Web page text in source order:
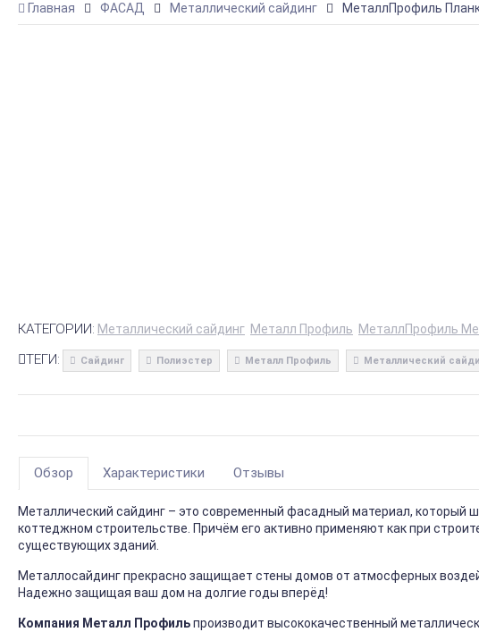
Главная ФАСАД Металлический сайдинг МеталлПрофиль
КАТЕГОРИИ: Металлический сайдинг Металл Профиль МеталлПрофиль
ТЕГИ: Сайдинг Полиэстер Металл Профиль Металлический
Обзор Характеристики Отзывы
Металлический сайдинг – это современный фасадный материал, который
коттеджном строительстве. Причём его активно применяют как при
существующих зданий.
Металлосайдинг прекрасно защищает стены домов от атмосферных
Надежно защищая ваш дом на долгие годы вперёд!
Компания Металл Профильпроизводит высококачественный